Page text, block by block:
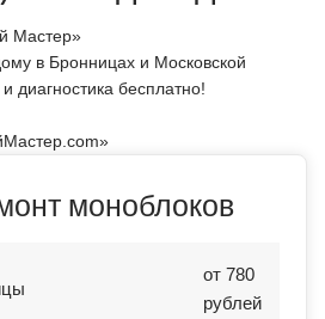
Мастер»
в Бронницах и Московской
диагностика бесплатно!
моноблоков
от 780
рублей